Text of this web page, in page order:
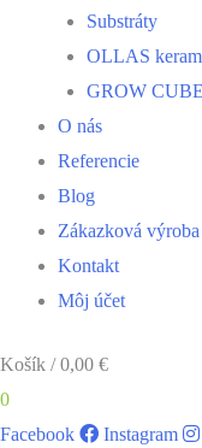
Substráty
OLLAS
GROW
O nás
Referencie
Blog
Zákazková výroba
Kontakt
Môj účet
Košík /0,00 €
0
Facebook
Instagram